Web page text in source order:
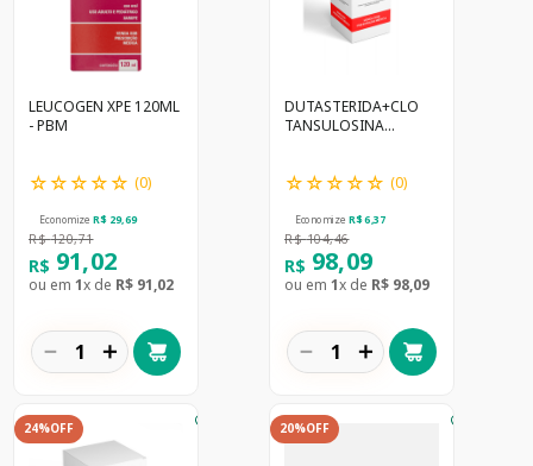
LEUCOGEN XPE 120ML
- PBM
☆☆☆☆☆ (0)
Economize R$ 29,69
R$ 120,71
R$ 91,02
ou em 1x de R$ 91,02
＋
－
DUTASTERIDA+CLO
TANSULOSINA
☆☆☆☆☆ (0)
Economize R$ 6,37
R$ 104,46
R$ 98,09
ou em 1x de R$ 98,09
＋
－
24%OFF 20%OFF